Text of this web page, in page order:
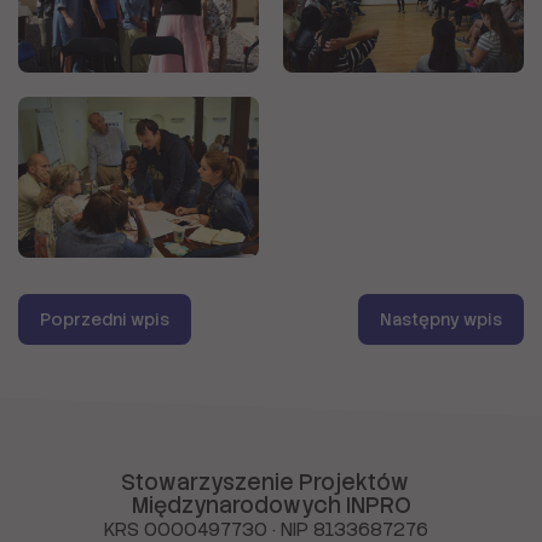
Poprzedni wpis Następny wpis
Stowarzyszenie Projektów
Międzynarodowych INPRO
KRS 0000497730 · NIP 8133687276